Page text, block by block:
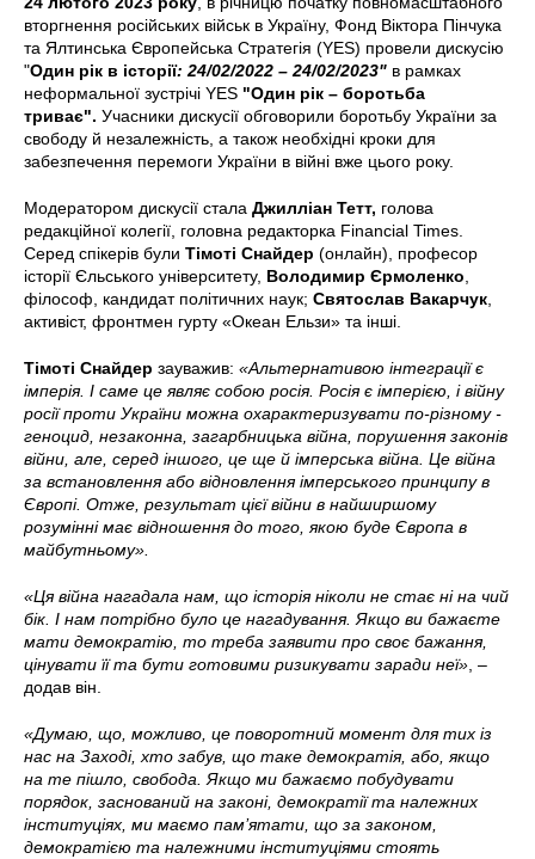
вторгнення російських військ в Україну, Фонд Віктора Пінчука
та Ялтинська Європейська Стратегія (YES) провели дискусію
"Один рік в історії: 24/02/2022 – 24/02/2023" в рамках
неформальної зустрічі YES "Один рік – боротьба
триває". Учасники дискусії обговорили боротьбу України за
свободу й незалежність, а також необхідні кроки для
забезпечення перемоги України в війні вже цього року.
Модератором дискусії стала Джилліан Тетт, голова
редакційної колегії, головна редакторка Financial Times.
Серед спікерів були Тімоті Снайдер (онлайн), професор
історії Єльського університету, Володимир Єрмоленко
філософ, кандидат політичних наук; Святослав Вакарчук
активіст, фронтмен гурту «Океан Ельзи» та інші.
Тімоті Снайдер зауважив: «Альтернативою інтеграції є
імперія. І саме це являє собою росія. Росія є імперією, і війну
росії проти України можна охарактеризувати по-різному -
геноцид, незаконна, загарбницька війна, порушення законів
війни, але, серед іншого, це ще й імперська війна. Це війна
за встановлення або відновлення імперського принципу в
Європі. Отже, результат цієї війни в найширшому
розумінні має відношення до того, якою буде Європа в
майбутньому».
«Ця війна нагадала нам, що історія ніколи не стає ні на чий
бік. І нам потрібно було це нагадування. Якщо ви бажаєте
мати демократію, то треба заявити про своє бажання,
цінувати її та бути готовими ризикувати заради неї» , –
додав він.
«Думаю, що, можливо, це поворотний момент для тих із
нас на Заході, хто забув, що таке демократія, або, якщо
на те пішло, свобода. Якщо ми бажаємо побудувати
порядок, заснований на законі, демократії та належних
інституціях, ми маємо пам’ятати, що за законом,
демократією та належними інституціями стоять